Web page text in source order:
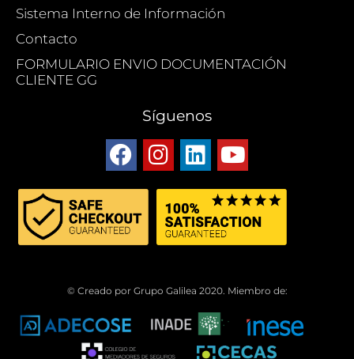
Sistema Interno de Información
Contacto
FORMULARIO ENVIO DOCUMENTACIÓN
CLIENTE GG
Síguenos
© Creado por Grupo Galilea 2020. Miembro de: